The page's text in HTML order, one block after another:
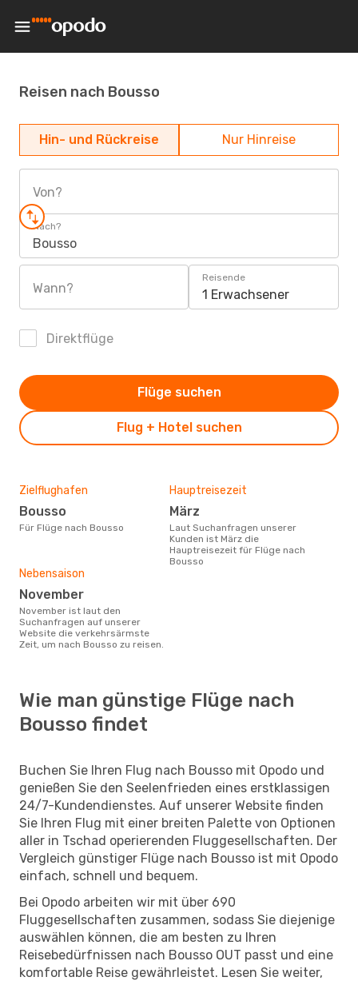
Reisen nach Bousso
Hin- und Rückreise Nur Hinreise
Von?
Nach?
Bousso
Wann?
Reisende
1 Erwachsener
Direktflüge
Flug + Hotel suchen
Flüge suchen
Zielflughafen
Bousso
Für Flüge nach Bousso
Hauptreisezeit
März
Laut Suchanfragen unserer
Kunden ist März die
Hauptreisezeit für Flüge nach
Bousso
Nebensaison
November
November ist laut den
Suchanfragen auf unserer
Website die verkehrsärmste
Zeit, um nach Bousso zu reisen.
Wie man günstige Flüge nach
Bousso findet
Buchen Sie Ihren Flug nach Bousso mit Opodo und
genießen Sie den Seelenfrieden eines erstklassigen
24/7-Kundendienstes. Auf unserer Website finden
Sie Ihren Flug mit einer breiten Palette von Optionen
aller in Tschad operierenden Fluggesellschaften. Der
Vergleich günstiger Flüge nach Bousso ist mit Opodo
einfach, schnell und bequem.
Bei Opodo arbeiten wir mit über 690
Fluggesellschaften zusammen, sodass Sie diejenige
auswählen können, die am besten zu Ihren
Reisebedürfnissen nach Bousso OUT passt und eine
komfortable Reise gewährleistet. Lesen Sie weiter,